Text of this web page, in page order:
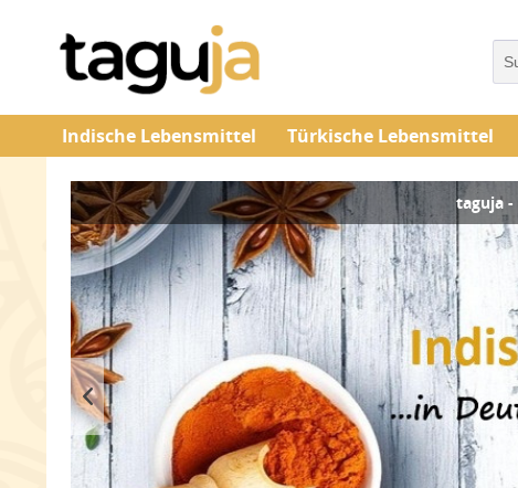
Indische Lebensmittel Türkische Lebensmittel
taguja